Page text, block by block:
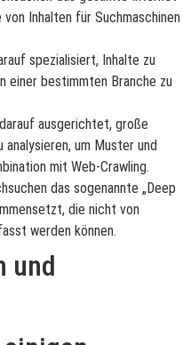
Inhalten für Suchmaschinen
spezialisiert, Inhalte zu
einer bestimmten Branche zu
ausgerichtet, große
analysieren, um Muster und
mit Web-Crawling.
das sogenannte „Deep
die nicht von
werden können.
und